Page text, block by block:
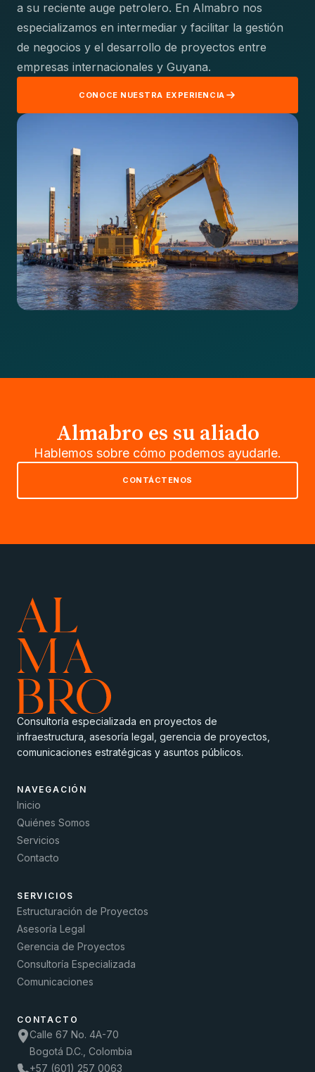
a su reciente auge petrolero. En Almabro nos
especializamos en intermediar y facilitar la gestión
de negocios y el desarrollo de proyectos entre
empresas internacionales y Guyana.
CONOCE NUESTRA EXPERIENCIA
Almabro es su aliado
Hablemos sobre cómo podemos ayudarle.
CONTÁCTENOS
Consultoría especializada en proyectos de
infraestructura, asesoría legal, gerencia de proyectos,
comunicaciones estratégicas y asuntos públicos.
NAVEGACIÓN
Inicio
Quiénes Somos
Servicios
Contacto
SERVICIOS
Estructuración de Proyectos
Asesoría Legal
Gerencia de Proyectos
Consultoría Especializada
Comunicaciones
CONTACTO
Calle 67 No. 4A-70
Bogotá D.C., Colombia
+57 (601) 257 0063